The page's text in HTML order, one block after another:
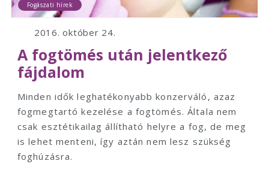
Fogászati hírek
2016. október 24.
A fogtömés után jelentkező
fájdalom
Minden idők leghatékonyabb konzerváló, azaz
fogmegtartó kezelése a fogtömés. Általa nem
csak esztétikailag állítható helyre a fog, de meg
is lehet menteni, így aztán nem lesz szükség
foghúzásra.